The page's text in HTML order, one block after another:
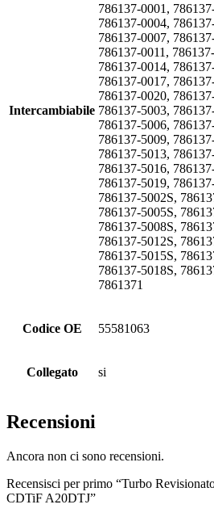
Intercambiabile
786137-0001,
786137-0004,
786137-0007,
786137-0011,
786137-0014,
786137-0017,
786137-0020,
786137-5003,
786137-5006,
786137-5009,
786137-5013,
786137-5016,
786137-5019,
786137-5002S,
786137-5005S,
786137-5008S,
786137-5012S,
786137-5015S,
786137-5018S,
7861371
Codice OE 55581063
Collegato si
Recensioni
Ancora non ci sono recensioni.
Recensisci per primo “Turbo
CDTiF A20DTJ”